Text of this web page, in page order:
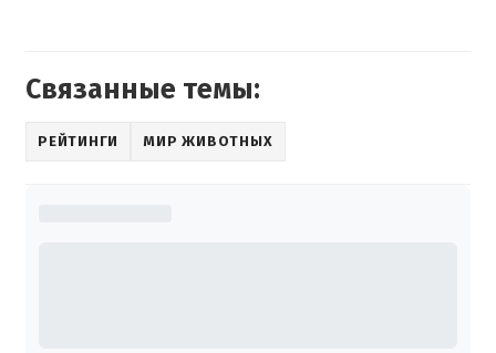
Связанные темы:
РЕЙТИНГИ МИР ЖИВОТНЫХ